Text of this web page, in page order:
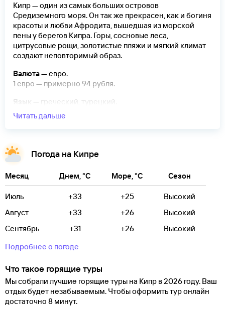
Кипр — один из самых больших островов
Средиземного моря. Он так же прекрасен, как и богиня
красоты и любви Афродита, вышедшая из морской
пены у берегов Кипра. Горы, сосновые леса,
цитрусовые рощи, золотистые пляжи и мягкий климат
создают неповторимый образ.
Валюта— евро.
1 евро — примерно 94 рубля.
Язык
— греческий, турецкий.
Подойдет электронная виза
Пляжный сезон — с мая по октябрь.
Самые популярные курорты— Айя-Напа, Ларнака,
Лимассол, Пафос, Протарас и Северный Кипр.
Читать дальше
Погода на Кипре
Месяц Днем, °C Море, °C Сезон
Июль +33 +25
Высокий
Август
+33 +26
Высокий
Сентябрь
+31 +26
Высокий
Подробнее о погоде
Что такое горящие туры
Мы собрали лучшие горящие туры на Кипр в 2026 году. Ваш
отдых будет незабываемым. Чтобы оформить тур онлайн
достаточно 8 минут.